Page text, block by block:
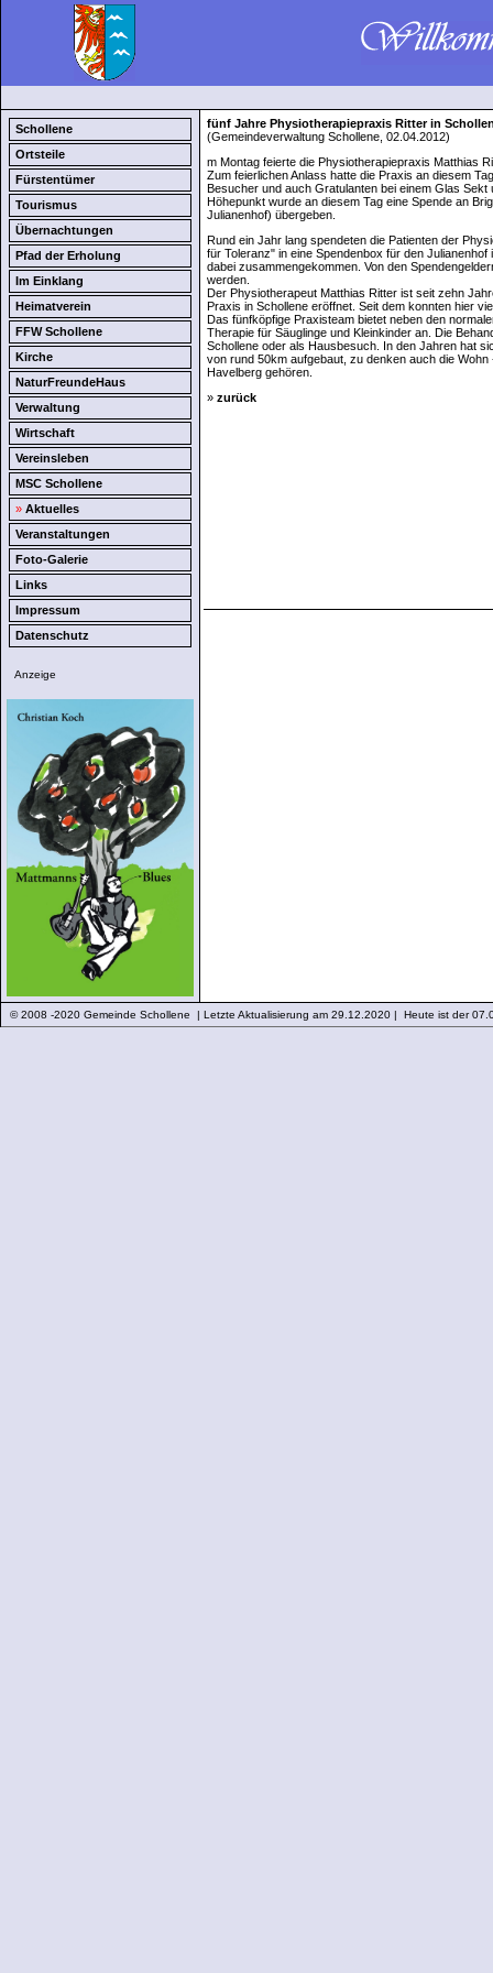
Schollene
Ortsteile
Fürstentümer
Tourismus
Übernachtungen
Pfad der Erholung
Im Einklang
Heimatverein
FFW Schollene
Kirche
NaturFreundeHaus
Verwaltung
Wirtschaft
Vereinsleben
MSC Schollene
» Aktuelles
Veranstaltungen
Foto-Galerie
Links
Impressum
Datenschutz
Anzeige
fünf Jahre Physiotherapiepraxis Ritter in
(Gemeindeverwaltung Schollene, 02.04.2012)
m Montag feierte die Physiotherapiepraxis Matthias
Zum feierlichen Anlass hatte die Praxis an diesem
Besucher und auch Gratulanten bei einem Glas Sekt
Höhepunkt wurde an diesem Tag eine Spende an
Julianenhof) übergeben.
Rund ein Jahr lang spendeten die Patienten der
für Toleranz" in eine Spendenbox für den
dabei zusammengekommen. Von den
werden.
Der Physiotherapeut Matthias Ritter ist seit zehn
Praxis in Schollene eröffnet. Seit dem konnten hier
Das fünfköpfige Praxisteam bietet neben den
Therapie für Säuglinge und Kleinkinder an. Die
Schollene oder als Hausbesuch. In den Jahren hat
von rund 50km aufgebaut, zu denken auch die
Havelberg gehören.
» zurück
© 2008 -2020 Gemeinde Schollene | Letzte Aktualisierung am 29.12.2020 | Heute ist der